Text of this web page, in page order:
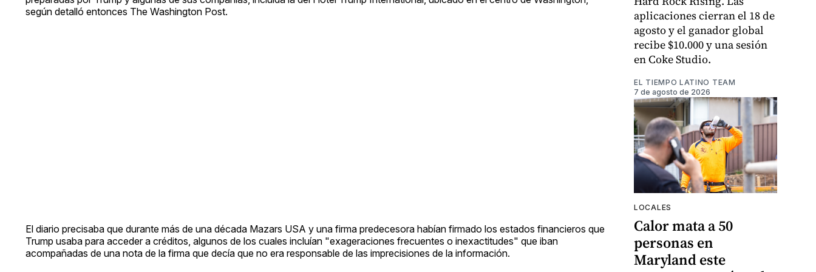
según detalló entonces The Washington Post.
El diario precisaba que durante más de una década Mazars USA y una firma predecesora habían firmado los estados financieros que
Trump usaba para acceder a créditos, algunos de los cuales incluían "exageraciones frecuentes o inexactitudes" que iban
acompañadas de una nota de la firma que decía que no era responsable de las imprecisiones de la información.
aplicaciones cierran el 18 de
agosto y el ganador global
recibe $10.000 y una sesión
en Coke Studio.
EL TIEMPO LATINO TEAM
7 de agosto de 2026
LOCALES
Calor mata a 50
personas en
Maryland este